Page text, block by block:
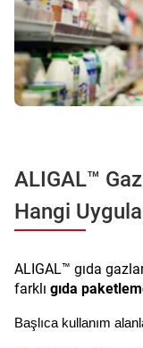
ALIGAL™
Hangi
ALIGAL™ gıda
farklı gıda
Başlıca kullanım